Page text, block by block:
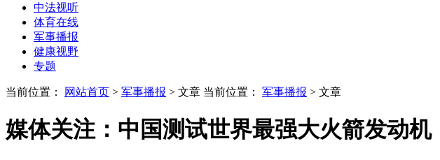
中法视听
体育在线
军事播报
健康视野
专题
当前位置： 网站首页 > 军事播报 > 文章 当前位置： 军事播报 > 文章
媒体关注：中国测试世界最强大火箭发动机